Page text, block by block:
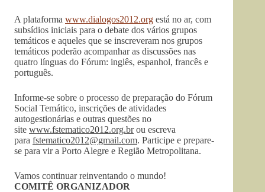
A plataforma www.dialogos2012.org está no ar, com
subsídios iniciais para o debate dos vários grupos
temáticos e aqueles que se inscreveram nos grupos
temáticos poderão acompanhar as discussões nas
quatro línguas do Fórum: inglês, espanhol, francês e
português.
Informe-se sobre o processo de preparação do Fórum
Social Temático, inscrições de atividades
autogestionárias e outras questões no
site www.fstematico2012.org.brou escreva
para fstematico2012@gmail.com. Participe e prepare-
se para vir a Porto Alegre e Região Metropolitana.
Vamos continuar reinventando o mundo!
COMITÊ ORGANIZADOR